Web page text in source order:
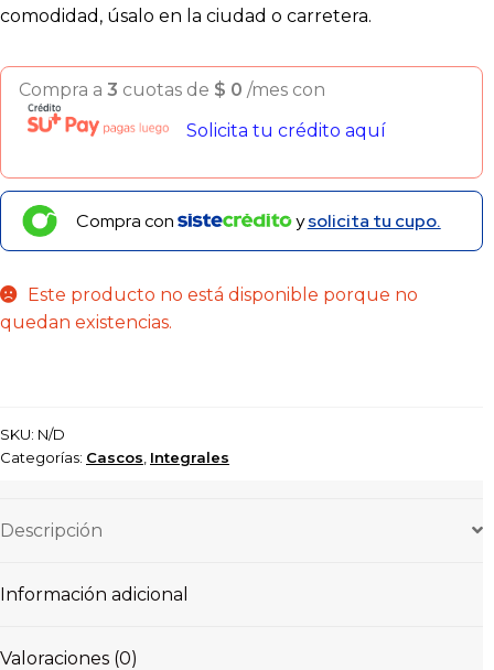
comodidad, úsalo en la ciudad o carretera.
Compra a 3 cuotas de $ 0 /mes con
Solicita tu crédito aquí
Compra con ysolicita tu cupo.
Este producto no está disponible porque no
quedan existencias.
SKU: N/D
Categorías: Cascos Integrales
Descripción
Información adicional
Valoraciones (0)